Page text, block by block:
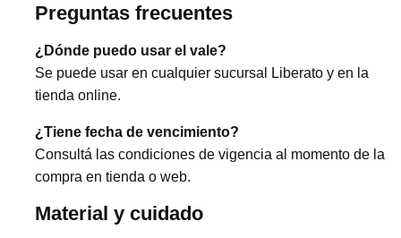
Preguntas frecuentes
¿Dónde puedo usar el vale?
Se puede usar en cualquier sucursal Liberato y en la
tienda online.
¿Tiene fecha de vencimiento?
Consultá las condiciones de vigencia al momento de la
compra en tienda o web.
Material y cuidado